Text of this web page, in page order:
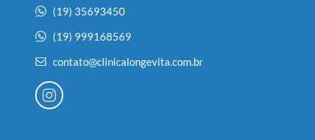
(19) 35693450
(19) 999168569
contato@clinicalongevita.com.br